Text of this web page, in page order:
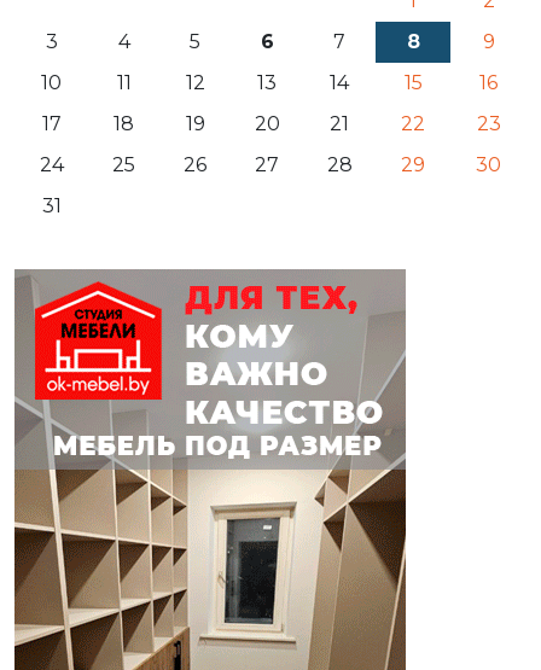
3
4 5 6 7 8
9
10
11 12 13 14 15
16
17
18 19 20 21 22
23
24
25 26 27 28 29
30
31